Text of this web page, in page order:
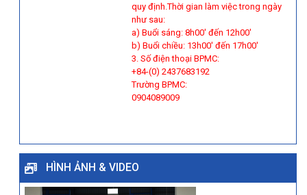
quy định.Thời gian làm việc trong ngày
như sau:
a) Buổi sáng: 8h00' đến 12h00'
b) Buổi chiều: 13h00' đến 17h00'
3. Số điện thoại BPMC:
+84-(0) 2437683192
Trường BPMC:
0904089009
HÌNH ẢNH & VIDEO